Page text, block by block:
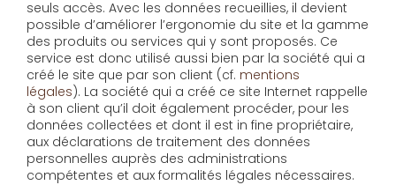
seuls accès. Avec les données recueillies, il devient
possible d’améliorer l’ergonomie du site et la gamme
des produits ou services qui y sont proposés. Ce
service est donc utilisé aussi bien par la société qui a
créé le site que par son client (cf. mentions
légales). La société qui a créé ce site Internet rappelle
à son client qu’il doit également procéder, pour les
données collectées et dont il est in fine propriétaire,
aux déclarations de traitement des données
personnelles auprès des administrations
compétentes et aux formalités légales nécessaires.